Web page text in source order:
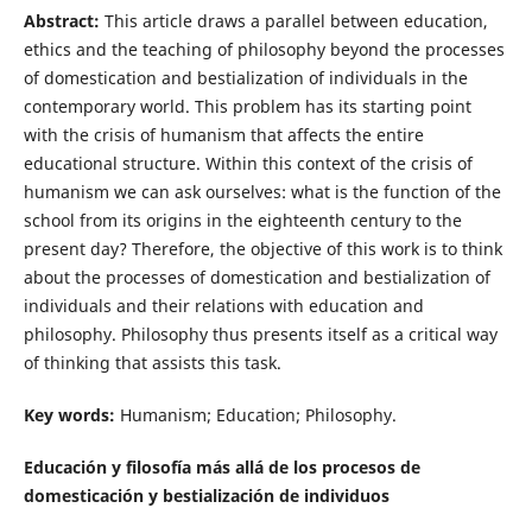
Abstract: This article draws a parallel between education,
ethics and the teaching of philosophy beyond the processes
of domestication and bestialization of individuals in the
contemporary world. This problem has its starting point
with the crisis of humanism that affects the entire
educational structure. Within this context of the crisis of
humanism we can ask ourselves: what is the function of the
school from its origins in the eighteenth century to the
present day? Therefore, the objective of this work is to think
about the processes of domestication and bestialization of
individuals and their relations with education and
philosophy. Philosophy thus presents itself as a critical way
of thinking that assists this task.
Key words: Humanism; Education; Philosophy.
Educación y filosofía más allá de los procesos de
domesticación y bestialización de individuos